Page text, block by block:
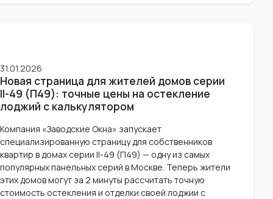
31.01.2026
Новая страница для жителей домов серии
II-49 (П49): точные цены на остекление
лоджий с калькулятором
Компания «Заводские Окна» запускает
специализированную страницу для собственников
квартир в домах серии II-49 (П49) — одну из самых
популярных панельных серий в Москве. Теперь жители
этих домов могут за 2 минуты рассчитать точную
стоимость остекления и отделки своей лоджии с